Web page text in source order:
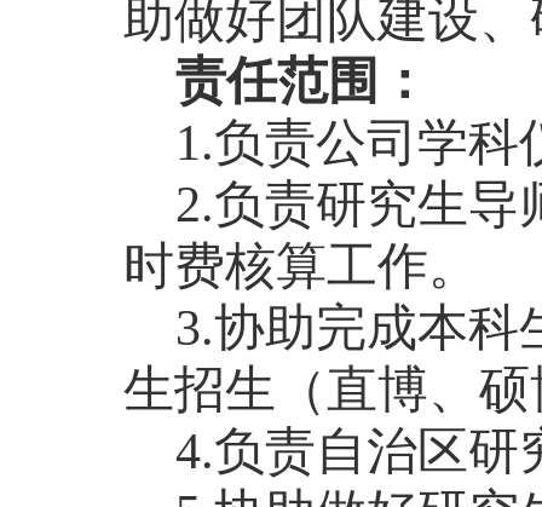
助做好团队建设
责任范围：
1.负责公司学科
2.负责研究生导
时费核算工作。
3.协助完成本科
生招生（直博、
4.负责自治区研